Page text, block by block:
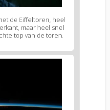
de Eiffeltoren, heel
maar heel snel
top van de toren.